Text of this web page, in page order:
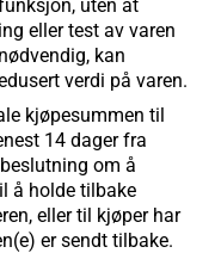
uten at
eller test av varen
kan
verdi på varen.
kjøpesummen til
14 dager fra
om å
å holde tilbake
eller til kjøper har
er sendt tilbake.